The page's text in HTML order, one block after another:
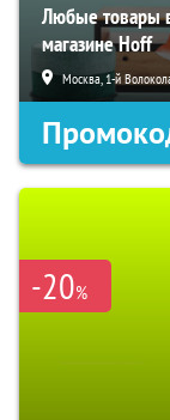
Любые товары
магазине Hoff
Москва, 1-й
-20%